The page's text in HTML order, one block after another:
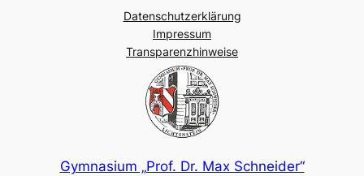
Datenschutzerklärung
Impressum
Transparenzhinweise
Gymnasium „Prof. Dr. Max Schneider“